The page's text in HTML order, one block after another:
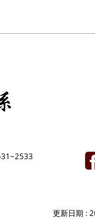
更新日期 :